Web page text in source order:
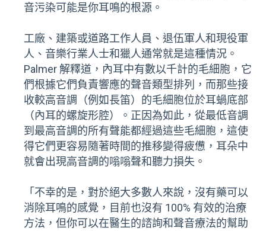
音污染可能是你耳鳴的根源。
工廠、建築或道路工作人員、退伍軍人和現役軍
人、音樂行業人士和獵人通常就是這種情況。
Palmer 解釋道，內耳中有數以千計的毛細胞，它
們根據它們負責響應的聲音類型排列，而那些接
收較高音調（例如長笛）的毛細胞位於耳蝸底部
（內耳的螺旋形腔）。正因為如此，從最低音調
到最高音調的所有聲能都經過這些毛細胞，這使
得它們更容易隨著時間的推移變得疲憊，耳朵中
就會出現高音調的嗡嗡聲和聽​​力損失。
「不幸的是，對於絕大多數人來說，沒有藥可以
消除耳鳴的感覺，目前也沒有 100% 有效的治療
方法，但你可以在醫生的諮詢和聲音療法的幫助